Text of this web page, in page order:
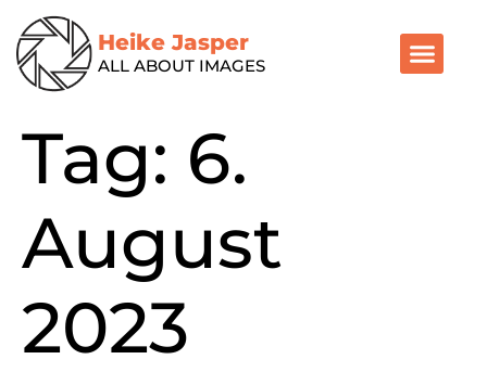
Heike Jasper
ALL ABOUT IMAGES
Tag: 6.
August
2023